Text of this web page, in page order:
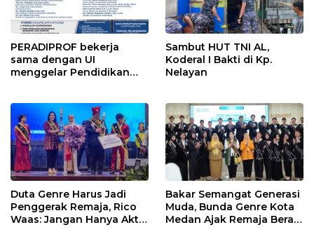
PERADIPROF bekerja
sama dengan UI
menggelar Pendidikan
Sambut HUT TNI AL,
Koderal I Bakti di Kp.
Nelayan
Duta Genre Harus Jadi
Penggerak Remaja, Rico
Waas: Jangan Hanya Aktif
Bakar Semangat Generasi
Muda, Bunda Genre Kota
Medan Ajak Remaja Berani